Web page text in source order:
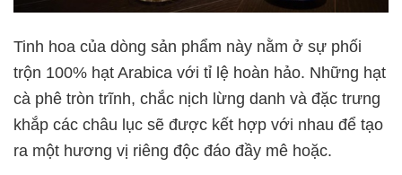
Tinh hoa của dòng sản phẩm này nằm ở sự phối
trộn 100% hạt Arabica với tỉ lệ hoàn hảo. Những hạt
cà phê tròn trĩnh, chắc nịch lừng danh và đặc trưng
khắp các châu lục sẽ được kết hợp với nhau để tạo
ra một hương vị riêng độc đáo đầy mê hoặc.